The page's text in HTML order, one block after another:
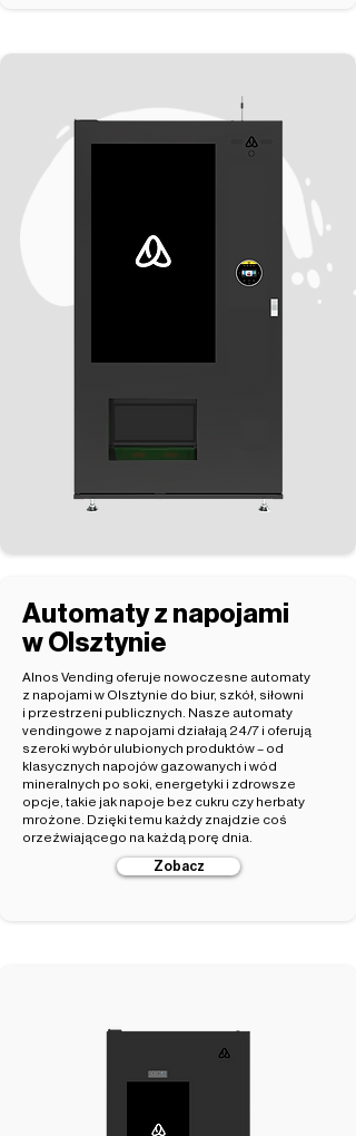
Automaty z napojami
w Olsztynie
Alnos Vending oferuje nowoczesne automaty
z napojami w Olsztynie do biur, szkół, siłowni
i przestrzeni publicznych. Nasze automaty
vendingowe z napojami działają 24/7 i oferują
szeroki wybór ulubionych produktów – od
klasycznych napojów gazowanych i wód
mineralnych po soki, energetyki i zdrowsze
opcje, takie jak napoje bez cukru czy herbaty
mrożone. Dzięki temu każdy znajdzie coś
orzeźwiającego na każdą porę dnia.
Zobacz